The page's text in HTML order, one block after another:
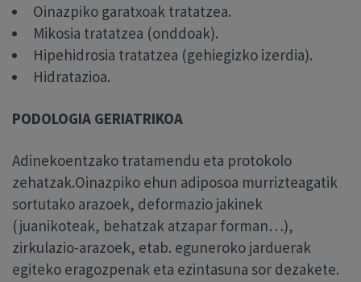
Oinazpiko garatxoak tratatzea.
Mikosia tratatzea (onddoak).
Hipehidrosia tratatzea (gehiegizko izerdia).
Hidratazioa.
PODOLOGIA GERIATRIKOA
Adinekoentzako tratamendu eta protokolo
zehatzak.Oinazpiko ehun adiposoa murrizteagatik
sortutako arazoek, deformazio jakinek
(juanikoteak, behatzak atzapar forman…),
zirkulazio-arazoek, etab. eguneroko jarduerak
egiteko eragozpenak eta ezintasuna sor dezakete.